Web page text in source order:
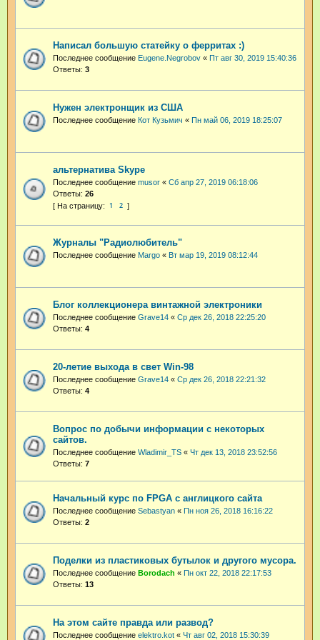
Написал большую статейку о ферритах :)
Последнее сообщение Eugene.Negrobov « Пт авг 30, 2019 15:40:36
Ответы: 3
Нужен электронщик из США
Последнее сообщение Кот Кузьмич « Пн май 06, 2019 18:25:07
альтернатива Skype
Последнее сообщение musor « Сб апр 27, 2019 06:18:06
Ответы: 26
1 2
Журналы "Радиолюбитель"
Последнее сообщение Margo « Вт мар 19, 2019 08:12:44
Блог коллекционера винтажной электроники
Последнее сообщение Grave14 « Ср дек 26, 2018 22:25:20
Ответы: 4
20-летие выхода в свет Win-98
Последнее сообщение Grave14 « Ср дек 26, 2018 22:21:32
Ответы: 4
Вопрос по добычи информации с некоторых
сайтов.
Последнее сообщение Wladimir_TS « Чт дек 13, 2018 23:52:56
Ответы: 7
Начальный курс по FPGA с англицкого сайта
Последнее сообщение Sebastyan « Пн ноя 26, 2018 16:16:22
Ответы: 2
Поделки из пластиковых бутылок и другого мусора.
Последнее сообщение Borodach « Пн окт 22, 2018 22:17:53
Ответы: 13
На этом сайте правда или развод?
Последнее сообщение elektro.kot « Чт авг 02, 2018 15:30:39